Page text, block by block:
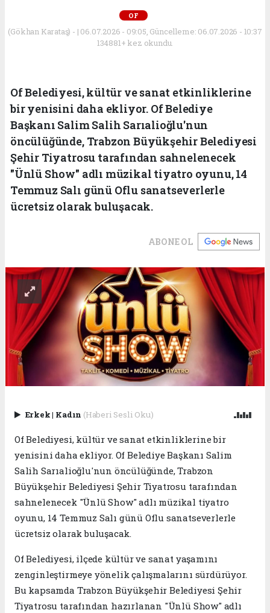
OF
(Gökhan Karataş) - | 06.07.2026 - 09:05, Güncelleme: 06.07.2026 - 10:37
134881+ kez okundu.
Of Belediyesi, kültür ve sanat etkinliklerine
bir yenisini daha ekliyor. Of Belediye
Başkanı Salim Salih Sarıalioğlu'nun
öncülüğünde, Trabzon Büyükşehir Belediyesi
Şehir Tiyatrosu tarafından sahnelenecek
"Ünlü Show" adlı müzikal tiyatro oyunu, 14
Temmuz Salı günü Oflu sanatseverlerle
ücretsiz olarak buluşacak.
ABONE OL
Erkek| Kadın (Haberi Sesli Oku)
Of Belediyesi, kültür ve sanat etkinliklerine bir
yenisini daha ekliyor. Of Belediye Başkanı Salim
Salih Sarıalioğlu'nun öncülüğünde, Trabzon
Büyükşehir Belediyesi Şehir Tiyatrosu tarafından
sahnelenecek "Ünlü Show" adlı müzikal tiyatro
oyunu, 14 Temmuz Salı günü Oflu sanatseverlerle
ücretsiz olarak buluşacak.
Of Belediyesi, ilçede kültür ve sanat yaşamını
zenginleştirmeye yönelik çalışmalarını sürdürüyor.
Bu kapsamda Trabzon Büyükşehir Belediyesi Şehir
Tiyatrosu tarafından hazırlanan "Ünlü Show" adlı